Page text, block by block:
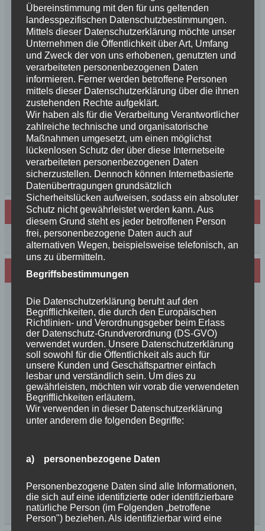
Schurkenfamilien und Freunden
Herzlichen Glückwunsch zum 4. Geburtstag
Unsere Feenkinder haben alle verzaubert
News++News++News++Unsere Feenkinder sind
geboren++
++NEWS++NEWS++NEWS++Wir sind
schwanger++
So schön, die Freundschaften der Schurkeneltern
Lilly´s Schwester schickt Grüße
Innigkeit, oder wahre Liebe
Unsere schöne BenBenkinder schicken
Urlaubsgrüße
++News++News++News++
Archiv
Archiv
Wir sind Mitglied in folgenden Verbänden:
Übereinstimmung mit den für uns geltenden
landesspezifischen Datenschutzbestimmungen.
Mittels dieser Datenschutzerklärung möchte unser
Unternehmen die Öffentlichkeit über Art, Umfang
und Zweck der von uns erhobenen, genutzten und
verarbeiteten personenbezogenen Daten
informieren. Ferner werden betroffene Personen
mittels dieser Datenschutzerklärung über die ihnen
zustehenden Rechte aufgeklärt.
Wir haben als für die Verarbeitung Verantwortlicher
zahlreiche technische und organisatorische
Maßnahmen umgesetzt, um einen möglichst
lückenlosen Schutz der über diese Internetseite
verarbeiteten personenbezogenen Daten
sicherzustellen. Dennoch können Internetbasierte
Datenübertragungen grundsätzlich
Sicherheitslücken aufweisen, sodass ein absoluter
Schutz nicht gewährleistet werden kann. Aus
diesem Grund steht es jeder betroffenen Person
frei, personenbezogene Daten auch auf
alternativen Wegen, beispielsweise telefonisch, an
uns zu übermitteln.
Begriffsbestimmungen
Die Datenschutzerklärung beruht auf den
Begrifflichkeiten, die durch den Europäischen
Richtlinien- und Verordnungsgeber beim Erlass
der Datenschutz-Grundverordnung (DS-GVO)
verwendet wurden. Unsere Datenschutzerklärung
soll sowohl für die Öffentlichkeit als auch für
unsere Kunden und Geschäftspartner einfach
lesbar und verständlich sein. Um dies zu
gewährleisten, möchten wir vorab die verwendeten
Begrifflichkeiten erläutern.
Wir verwenden in dieser Datenschutzerklärung
unter anderem die folgenden Begriffe:
a) personenbezogene Daten
Personenbezogene Daten sind alle Informationen,
die sich auf eine identifizierte oder identifizierbare
natürliche Person (im Folgenden „betroffene
Person") beziehen. Als identifizierbar wird eine